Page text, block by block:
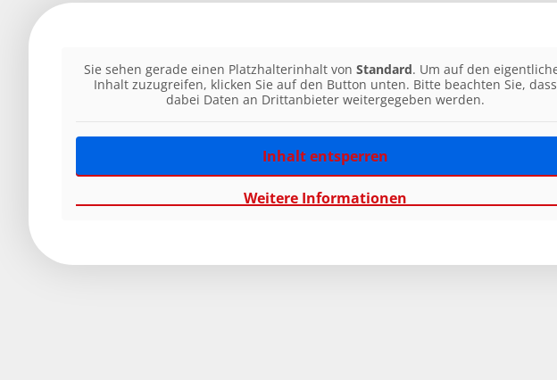
Sie sehen gerade einen Platzhalterinhalt von Standard. Um auf den
Inhalt zuzugreifen, klicken Sie auf den Button unten. Bitte beachten Sie, dass
dabei Daten an Drittanbieter weitergegeben werden.
Inhalt entsperren
Weitere Informationen